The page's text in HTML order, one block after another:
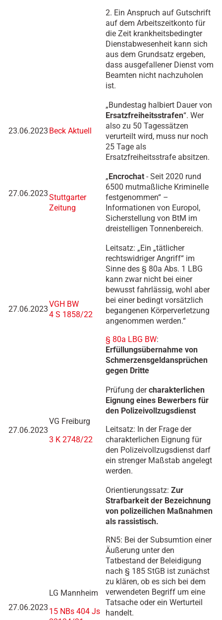
2. Ein Anspruch auf Gutschrift
auf dem Arbeitszeitkonto für
die Zeit krankheitsbedingter
Dienstabwesenheit kann sich
aus dem Grundsatz ergeben,
dass ausgefallener Dienst vom
Beamten nicht nachzuholen
ist.
23.06.2023 Beck Aktuell
„Bundestag halbiert Dauer von
Ersatzfreiheitsstrafen“. Wer
also zu 50 Tagessätzen
verurteilt wird, muss nur noch
25 Tage als
Ersatzfreiheitsstrafe absitzen.
27.06.2023Stuttgarter
Zeitung
„ Encrochat - Seit 2020 rund
6500 mutmaßliche Kriminelle
festgenommen“ –
Informationen von Europol,
Sicherstellung von BtM im
dreistelligen Tonnenbereich.
27.06.2023
VGH BW
4 S 1858/22
Leitsatz: „Ein „tätlicher
rechtswidriger Angriff“ im
Sinne des § 80a Abs. 1 LBG
kann zwar nicht bei einer
bewusst fahrlässig, wohl aber
bei einer bedingt vorsätzlich
begangenen Körperverletzung
angenommen werden.“
§ 80a LBG BW:
Erfüllungsübernahme von
Schmerzensgeldansprüchen
gegen Dritte
27.06.2023
VG Freiburg
3 K 2748/22
Prüfung dercharakterlichen
Eignung eines Bewerbers für
den Polizeivollzugsdienst
Leitsatz: In der Frage der
charakterlichen Eignung für
den Polizeivollzugsdienst darf
ein strenger Maßstab angelegt
werden.
27.06.2023
LG Mannheim
15 NBs 404 Js
Orientierungssatz: Zur
Strafbarkeit der Bezeichnung
von polizeilichen Maßnahmen
als rassistisch.
RN5: Bei der Subsumtion einer
Äußerung unter den
Tatbestand der Beleidigung
nach § 185 StGB ist zunächst
zu klären, ob es sich bei dem
verwendeten Begriff um eine
Tatsache oder ein Werturteil
handelt.